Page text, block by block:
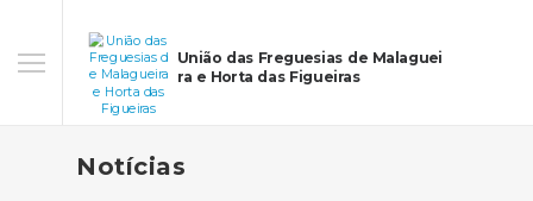
União das Freguesias de Malaguei
ra e Horta das Figueiras
Notícias